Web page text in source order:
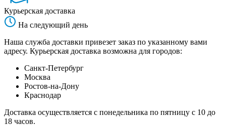
Курьерская доставка
На следующий день
Наша служба доставки привезет заказ по указанному вами
адресу. Курьерская доставка возможна для городов:
Санкт-Петербург
Москва
Ростов-на-Дону
Краснодар
Доставка осуществляется с понедельника по пятницу с 10 до
18 часов.